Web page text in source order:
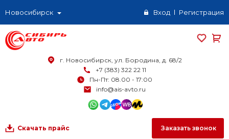
Новосибирск Вход Регистрация
г. Новосибирск, ул. Бородина, д. 68/2
+7 (383) 322 22 11
Пн-Пт: 08.00 - 17:00
info@ais-avto.ru
Заказать звонок
Скачать прайс